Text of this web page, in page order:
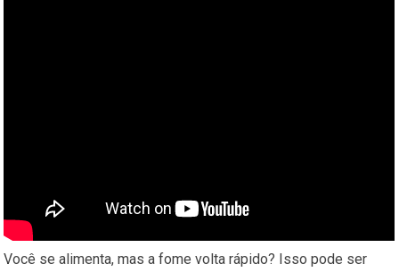
Você se alimenta, mas a fome volta rápido? Isso pode ser